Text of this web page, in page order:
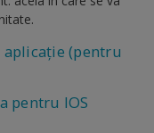
aplicație (pentru
pentru IOS